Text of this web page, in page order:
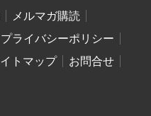
メルマガ購読
プライバシーポリシー
トマップ
お問合せ